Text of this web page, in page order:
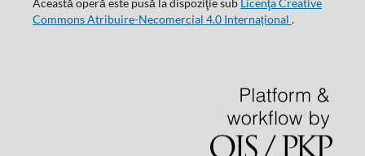
Commons Atribuire-Necomercial 4.0 Internațional .